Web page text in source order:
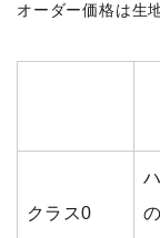
オーダー価格は生
クラス0